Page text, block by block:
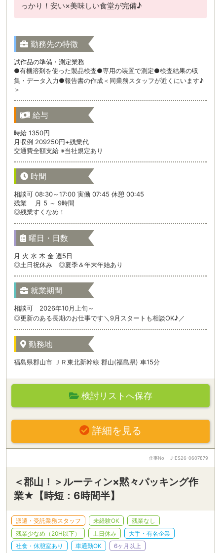
っかり！安い×美味しい食堂が完備♪
勤務先の特徴
試作品の準備・測定業務
●有機溶剤を使った製品検査●専用の装置で測定●検査結果の収
集・データ入力●報告書の作成＜同業務スタッフが近くにいます♪
＞
給与
時給 1350円
月収例 209250円+残業代
交通費全額支給 ※当社規定あり
時間
相談可 08:30～17:00 実働 07:45 休憩 00:45
残業 月 5 ～ 9時間
◎残業すくなめ！
曜日・日数
月 火 水 木 金 週5日
◎土日祝休み ◎夏季＆年末年始あり
就業期間
相談可 2026年10月上旬～
◎更新のある長期のお仕事です＼9月スタートも相談OK♪／
勤務地
福島県郡山市 ＪＲ東北新幹線 郡山(福島県) 車15分
検討リストへ保存
詳細を見る
仕事No J-ES26-0607879
＜郡山！＞ルーティン×黙々パッキング作
業★【時短：6時間半】
派遣・受託業務スタッフ 未経験OK
残業なし
残業少なめ（20H以下）
土日休み
大手・有名企業
社食・休憩室あり
車通勤OK 6ヶ月以上